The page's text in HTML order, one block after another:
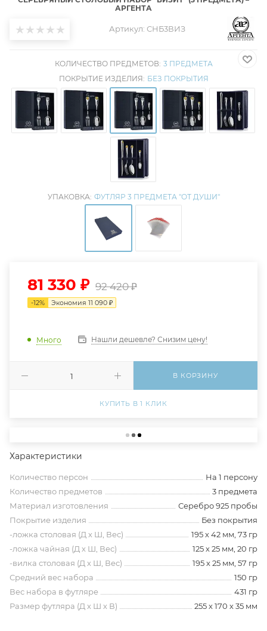
АРГЕНТА
Артикул: СНБ3ВИЗ
КОЛИЧЕСТВО ПРЕДМЕТОВ: 3 ПРЕДМЕТА
ПОКРЫТИЕ ИЗДЕЛИЯ: БЕЗ ПОКРЫТИЯ
УПАКОВКА: ФУТЛЯР 3 ПРЕДМЕТА "ОТ ДУШИ"
81 330 ₽ 92 420₽
-12% Экономия 11 090 ₽
Много Нашли дешевле? Снизим цену!
В КОРЗИНУ
КУПИТЬ В 1 КЛИК
Характеристики
Количество персон
На 1 персону
Количество предметов
3 предмета
Материал изготовления
Серебро 925 пробы
Покрытие изделия
Без покрытия
-ложка столовая (Д х Ш, Вес)
195 х 42 мм, 73 гр
-ложка чайная (Д х Ш, Вес)
125 х 25 мм, 20 гр
-вилка столовая (Д х Ш, Вес)
195 х 25 мм, 57 гр
Средний вес набора
150 гр
Вес набора в футляре
431 гр
Размер футляра (Д х Ш х В)
255 х 170 х 35 мм